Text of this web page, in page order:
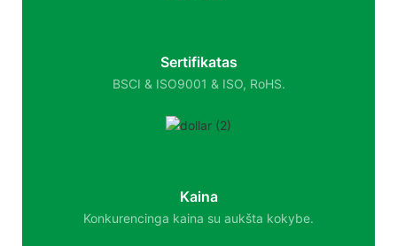
Sertifikatas
BSCI & ISO9001 & ISO, RoHS.
Kaina
Konkurencinga kaina su aukšta kokybe.